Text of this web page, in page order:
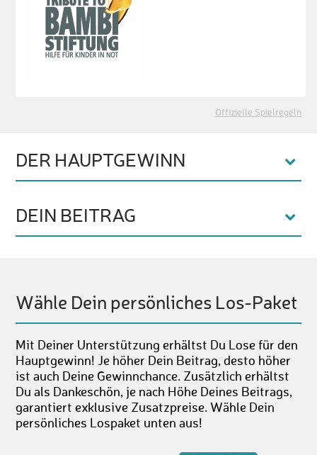
Offizielle Spielregeln
DER HAUPTGEWINN
DEIN BEITRAG
Wähle Dein persönliches Los-Paket
Mit Deiner Unterstützung erhältst Du Lose für den
Hauptgewinn! Je höher Dein Beitrag, desto höher
ist auch Deine Gewinnchance. Zusätzlich erhältst
Du als Dankeschön, je nach Höhe Deines Beitrags,
garantiert exklusive Zusatzpreise. Wähle Dein
persönliches Lospaket unten aus!